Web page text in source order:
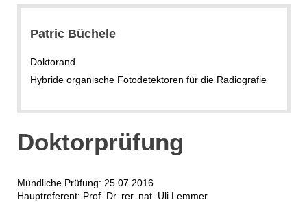
Patric Büchele
Doktorand
Hybride organische Fotodetektoren für die Radiografie
Doktorprüfung
Mündliche Prüfung: 25.07.2016
Hauptreferent: Prof. Dr. rer. nat. Uli Lemmer